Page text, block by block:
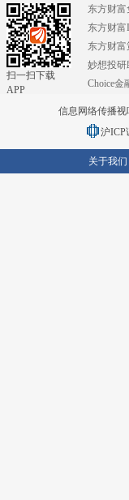
扫一扫下载
APP
东方财富
东方财富
东方财富
妙想投研
Choice金
信息网络传播视
沪ICP
关于我们